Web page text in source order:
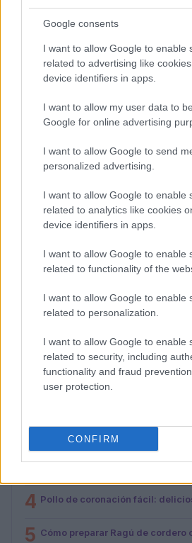
Google consents
I want to allow Google to enable
related to advertising like
device identifiers in apps.
I want to allow my user data to
Google for online advertising
I want to allow Google to send
personalized advertising.
I want to allow Google to enable
related to analytics like cookies
device identifiers in apps.
I want to allow Google to enable
related to functionality of the
I want to allow Google to enable
related to personalization.
I want to allow Google to enable
related to security, including
functionality and fraud
user protection.
CONFIRM
Aguacate en la cocina: 10
Lucía Fernández · 4 Ago 2026
CARNES
Cómo lograr pechuga de pollo
profesionales
MÁS LEÍDOS
Cómo lograr pechuga de pollo
profesionales
2
3
4 Pollo de coronación fácil:
5 Cómo preparar Ragú de cordero